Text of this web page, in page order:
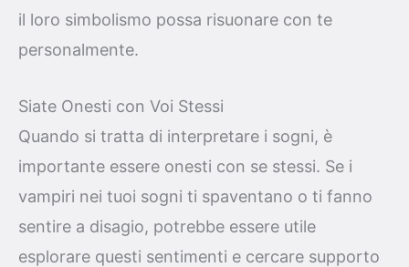
il loro simbolismo possa risuonare con te
personalmente.
Siate Onesti con Voi Stessi
Quando si tratta di interpretare i sogni, è
importante essere onesti con se stessi. Se i
vampiri nei tuoi sogni ti spaventano o ti fanno
sentire a disagio, potrebbe essere utile
esplorare questi sentimenti e cercare supporto